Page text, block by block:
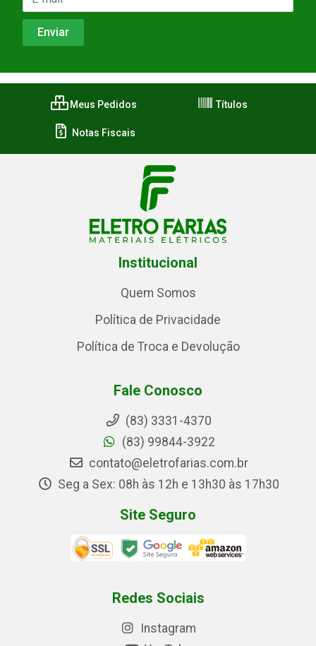
Meus Pedidos Títulos
Notas Fiscais
Institucional
Quem Somos
Política de Privacidade
Política de Troca e Devolução
Fale Conosco
(83) 3331-4370
(83) 99844-3922
contato@eletrofarias.com.br
Seg a Sex: 08h às 12h e 13h30 às 17h30
Site Seguro
Redes Sociais
Instagram